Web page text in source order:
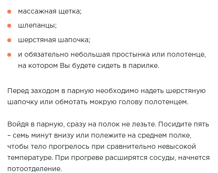
массажная щетка;
шлепанцы;
шерстяная шапочка;
и обязательно небольшая простынка или полотенце,
на котором Вы будете сидеть в парилке.
Перед заходом в парную необходимо надеть шерстяную
шапочку или обмотать мокрую голову полотенцем.
Войдя в парную, сразу на полок не лезьте. Посидите пять
– семь минут внизу или полежите на среднем полке,
чтобы тело прогрелось при сравнительно невысокой
температуре. При прогреве расширятся сосуды, начнется
потоотделение.